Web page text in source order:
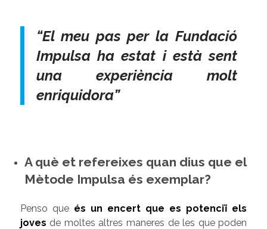
“El meu pas per la Fundació
Impulsa ha estat i està sent
una experiència molt
enriquidora”
A què et refereixes quan dius que el
Mètode Impulsa és exemplar?
Penso que és un encert que es potenciï els
joves de moltes altres maneres de les que poden